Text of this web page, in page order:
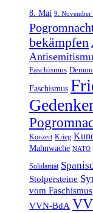
8. Mai 9. November
bekämpfen
Faschismus
Faschismus
Konzert Krieg
Mahnwache NATO
Solidarität
Stolpersteine
vom Faschismus
VVN-BdA